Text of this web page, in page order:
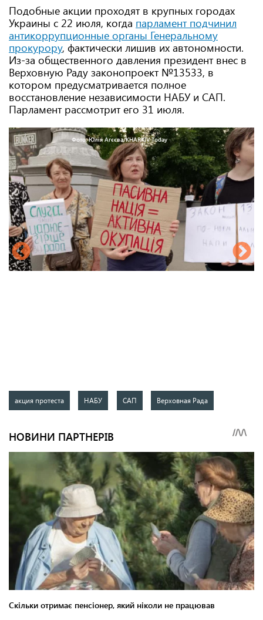
Подобные акции проходят в крупных городах
Украины с 22 июля, когда парламент подчинил
антикоррупционные органы Генеральному
прокурору, фактически лишив их автономности.
Из-за общественного давления президент внес в
Верховную Раду законопроект №13533, в
котором предусматривается полное
восстановление независимости НАБУ и САП.
Парламент рассмотрит его 31 июля.
Фото: Юлія Агєєва/KHARKIV Today
акция протеста НАБУ САП Верховная Рада